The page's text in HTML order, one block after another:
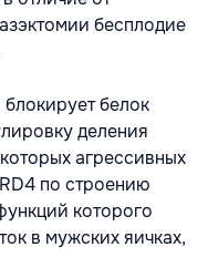
бесплодие
белок
деления
агрессивных
по строению
которого
в мужских яичках,